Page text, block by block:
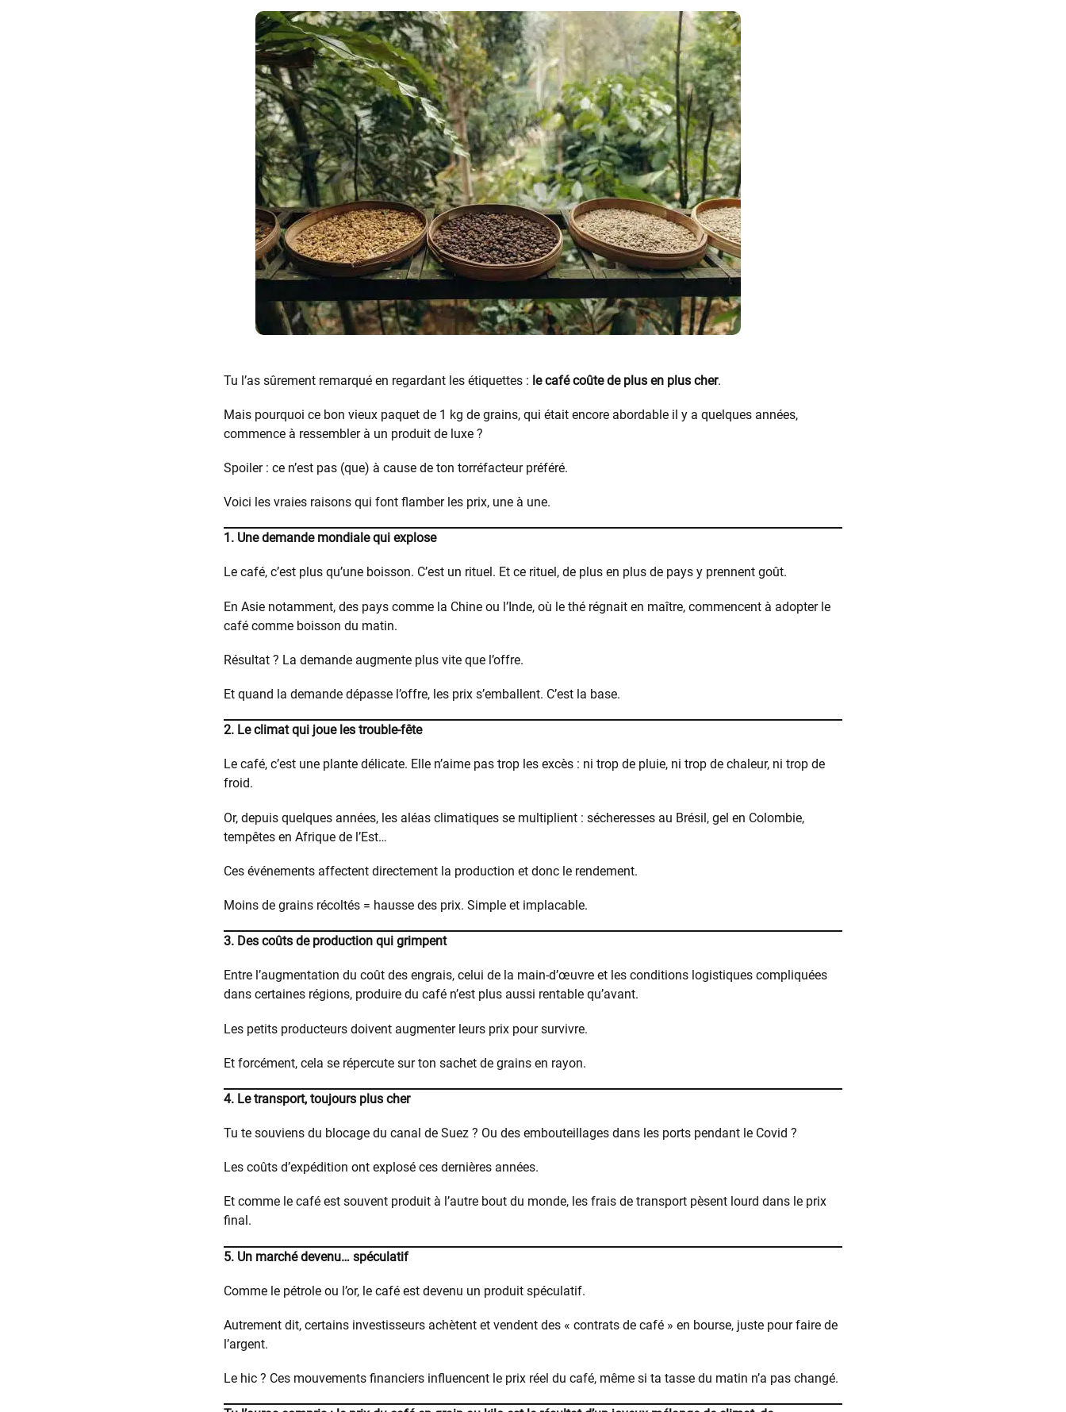
Tu l’as sûrement remarqué en regardant les étiquettes : le café coûte de plus en plus cher.
Mais pourquoi ce bon vieux paquet de 1 kg de grains, qui était encore abordable il y a quelques années,
commence à ressembler à un produit de luxe ?
Spoiler : ce n’est pas (que) à cause de ton torréfacteur préféré.
Voici les vraies raisons qui font flamber les prix, une à une.
1. Une demande mondiale qui explose
Le café, c’est plus qu’une boisson. C’est un rituel. Et ce rituel, de plus en plus de pays y prennent goût.
En Asie notamment, des pays comme la Chine ou l’Inde, où le thé régnait en maître, commencent à adopter le
café comme boisson du matin.
Résultat ? La demande augmente plus vite que l’offre.
Et quand la demande dépasse l’offre, les prix s’emballent. C’est la base.
2. Le climat qui joue les trouble-fête
Le café, c’est une plante délicate. Elle n’aime pas trop les excès : ni trop de pluie, ni trop de chaleur, ni trop de
froid.
Or, depuis quelques années, les aléas climatiques se multiplient : sécheresses au Brésil, gel en Colombie,
tempêtes en Afrique de l’Est…
Ces événements affectent directement la production et donc le rendement.
Moins de grains récoltés = hausse des prix. Simple et implacable.
3. Des coûts de production qui grimpent
Entre l’augmentation du coût des engrais, celui de la main-d’œuvre et les conditions logistiques compliquées
dans certaines régions, produire du café n’est plus aussi rentable qu’avant.
Les petits producteurs doivent augmenter leurs prix pour survivre.
Et forcément, cela se répercute sur ton sachet de grains en rayon.
4. Le transport, toujours plus cher
Tu te souviens du blocage du canal de Suez ? Ou des embouteillages dans les ports pendant le Covid ?
Les coûts d’expédition ont explosé ces dernières années.
Et comme le café est souvent produit à l’autre bout du monde, les frais de transport pèsent lourd dans le prix
final.
5. Un marché devenu… spéculatif
Comme le pétrole ou l’or, le café est devenu un produit spéculatif.
Autrement dit, certains investisseurs achètent et vendent des « contrats de café » en bourse, juste pour faire de
l’argent.
Le hic ? Ces mouvements financiers influencent le prix réel du café, même si ta tasse du matin n’a pas changé.